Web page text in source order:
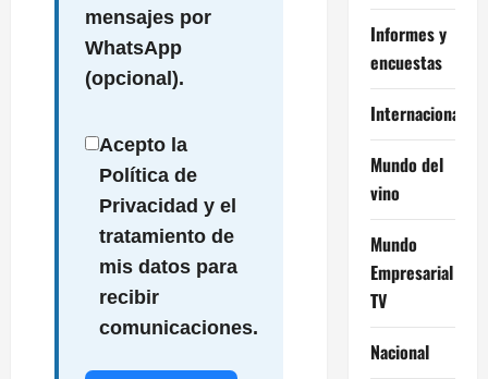
mensajes por
WhatsApp
(opcional).
Acepto la
Política de
Privacidad y el
tratamiento de
mis datos para
recibir
comunicaciones.
Informes y
encuestas
Internacional
Mundo del
vino
Mundo
Empresarial
TV
Nacional